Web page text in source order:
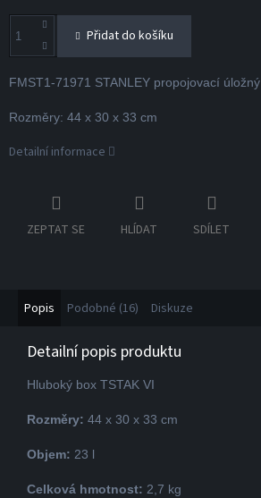
Přidat do košíku
FMST1-71971 STANLEY propojovací
Rozměry: 44 x 30 x 33 cm
Detailní informace
ZEPTAT SE HLÍDAT SDÍLET
Popis Podobné (16) Diskuze
Detailní popis produktu
Hluboký box TSTAK VI
Rozměry: 44 x 30 x 33 cm
Objem: 23 l
Celková hmotnost: 2,7 kg